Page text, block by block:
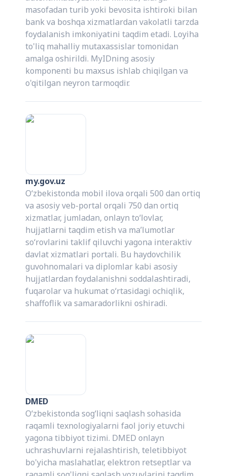
masofadan turib yoki bevosita ishtiroki bilan
bank va boshqa xizmatlardan vakolatli tarzda
foydalanish imkoniyatini taqdim etadi. Loyiha
to'liq mahalliy mutaxassislar tomonidan
amalga oshirildi. MyIDning asosiy
komponenti bu maxsus ishlab chiqilgan va
o'qitilgan neyron tarmoqdir.
my.gov.uz
O‘zbekistonda mobil ilova orqali 500 dan ortiq
va asosiy veb-portal orqali 750 dan ortiq
xizmatlar, jumladan, onlayn to‘lovlar,
hujjatlarni taqdim etish va ma’lumotlar
so‘rovlarini taklif qiluvchi yagona interaktiv
davlat xizmatlari portali. Bu haydovchilik
guvohnomalari va diplomlar kabi asosiy
hujjatlardan foydalanishni soddalashtiradi,
fuqarolar va hukumat o‘rtasidagi ochiqlik,
shaffoflik va samaradorlikni oshiradi.
DMED
O‘zbekistonda sog‘liqni saqlash sohasida
raqamli texnologiyalarni faol joriy etuvchi
yagona tibbiyot tizimi. DMED onlayn
uchrashuvlarni rejalashtirish, teletibbiyot
bo'yicha maslahatlar, elektron retseptlar va